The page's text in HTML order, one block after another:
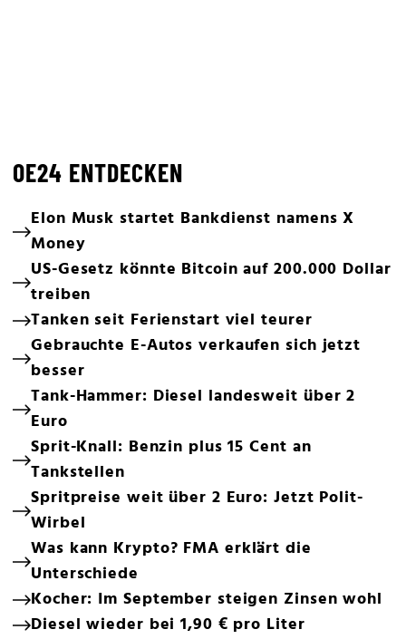
OE24 ENTDECKEN
Elon Musk startet Bankdienst namens X
Money
US-Gesetz könnte Bitcoin auf 200.000 Dollar
treiben
Tanken seit Ferienstart viel teurer
Gebrauchte E-Autos verkaufen sich jetzt
besser
Tank-Hammer: Diesel landesweit über 2
Euro
Sprit-Knall: Benzin plus 15 Cent an
Tankstellen
Spritpreise weit über 2 Euro: Jetzt Polit-
Wirbel
Was kann Krypto? FMA erklärt die
Unterschiede
Kocher: Im September steigen Zinsen wohl
Diesel wieder bei 1,90 € pro Liter